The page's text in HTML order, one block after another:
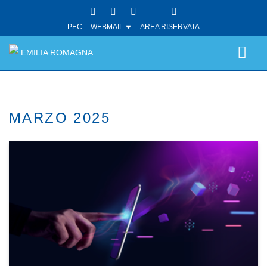
PEC WEBMAIL AREA RISERVATA
EMILIA ROMAGNA
MARZO 2025